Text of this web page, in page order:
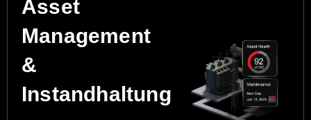
Asset
Management
&
Instandhaltung